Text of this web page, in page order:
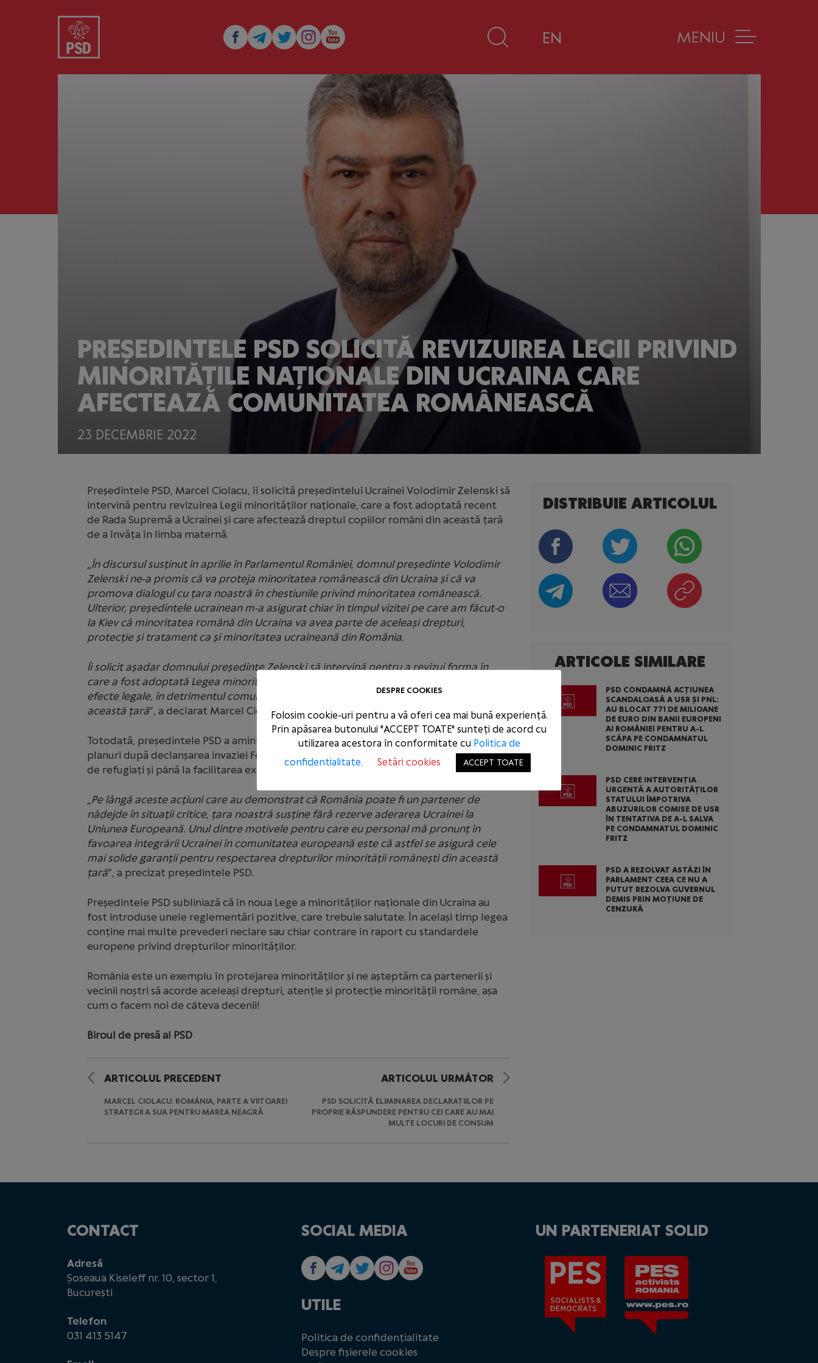
EN MENIU
23 DECEMBRIE 2022
PREȘEDINTELE PSD SOLICITĂ REVIZUIREA LEGII PRIVIND
MINORITĂȚILE NAȚIONALE DIN UCRAINA CARE
AFECTEAZĂ COMUNITATEA ROMÂNEASCĂ
Președintele PSD, Marcel Ciolacu, îi solicită președintelui Ucrainei Volodimir Zelenski să
intervină pentru revizuirea Legii minorităților naționale, care a fost adoptată recent
de Rada Supremă a Ucrainei și care afectează dreptul copiilor români din această țară
de a învăța în limba maternă.
„În discursul susținut în aprilie în Parlamentul României, domnul președinte Volodimir
Zelenski ne-a promis că va proteja minoritatea românească din Ucraina și că va
promova dialogul cu țara noastră în chestiunile privind minoritatea românească.
Ulterior, președintele ucrainean m-a asigurat chiar în timpul vizitei pe care am făcut-o
la Kiev că minoritatea română din Ucraina va avea parte de aceleași drepturi,
protecție și tratament ca și minoritatea ucraineană din România.
Îi solicit așadar domnului președinte Zelenski să intervină pentru a revizui forma în
care a fost adoptată Legea minorităților naționale, înainte ca aceasta să producă
efecte legale, în detrimentul comunități românești și al altor minorități naționale din
această țară”, a declarat Marcel Ciolacu.
Totodată, președintele PSD a amintit că România a sprijinit Ucraina pe mai multe
planuri după declanșarea invaziei Federației Ruse, începând de la gestionarea fluxurilor
de refugiați și până la facilitarea exporturilor de grâne.
„Pe lângă aceste acțiuni care au demonstrat că România poate fi un partener de
nădejde în situații critice, țara noastră susține fără rezerve aderarea Ucrainei la
Uniunea Europeană. Unul dintre motivele pentru care eu personal mă pronunț în
favoarea integrării Ucrainei în comunitatea europeană este că astfel se asigură cele
mai solide garanții pentru respectarea drepturilor minorității românești din această
țară”, a precizat președintele PSD.
Președintele PSD subliniază că în noua Lege a minorităților naționale din Ucraina au
fost introduse unele reglementări pozitive, care trebuie salutate. În același timp legea
conține mai multe prevederi neclare sau chiar contrare în raport cu standardele
europene privind drepturilor minorităților.
România este un exemplu în protejarea minorităților și ne așteptăm ca partenerii și
vecinii noștri să acorde aceleași drepturi, atenție și protecție minorității române, așa
cum o facem noi de câteva decenii!
Biroul de presă al PSD
ARTICOLUL PRECEDENT
MARCEL CIOLACU: ROMÂNIA, PARTE A VIITOAREI
STRATEGII A SUA PENTRU MAREA NEAGRĂ
ARTICOLUL URMĂTOR
PSD SOLICITĂ ELIMINAREA DECLARAȚIILOR PE
PROPRIE RĂSPUNDERE PENTRU CEI CARE AU MAI
MULTE LOCURI DE CONSUM
ARTICOLE SIMILARE
PSD CONDAMNĂ ACȚIUNEA
SCANDALOASĂ A USR ȘI PNL:
AU BLOCAT 771 DE MILIOANE
DE EURO DIN BANII EUROPENI
AI ROMÂNIEI PENTRU A-L
SCĂPA PE CONDAMNATUL
DOMINIC FRITZ
PSD CERE INTERVENȚIA
URGENTĂ A AUTORITĂȚILOR
STATULUI ÎMPOTRIVA
ABUZURILOR COMISE DE USR
ÎN TENTATIVA DE A-L SALVA
PE CONDAMNATUL DOMINIC
FRITZ
PSD A REZOLVAT ASTĂZI ÎN
PARLAMENT CEEA CE NU A
PUTUT REZOLVA GUVERNUL
DEMIS PRIN MOȚIUNE DE
CENZURĂ
DISTRIBUIE ARTICOLUL
CONTACT
Adresă
Șoseaua Kiseleff nr. 10, sector 1,
București
Telefon
031 413 5147
SOCIAL MEDIA
UTILE
Politica de confidențialitate
Despre fișierele cookies
UN PARTENERIAT SOLID
DESPRE COOKIES
Folosim cookie-uri pentru a vă oferi cea mai bună experiență.
Prin apăsarea butonului "ACCEPT TOATE" sunteți de acord cu
utilizarea acestora în conformitate cu Politica de
confidentialitate.
Setări cookies ACCEPT TOATE